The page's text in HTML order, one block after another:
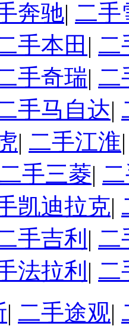
奔驰| 二手
手本田 | 二
手奇瑞| 二
手马自达|
| 二手江淮
二手三菱|
凯迪拉克|
手吉利 | 二
法拉利 | 二
| 二手途观|